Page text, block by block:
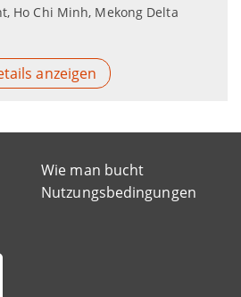
Ho Chi Minh, Mekong Delta
anzeigen
Wie man bucht
Nutzungsbedingungen